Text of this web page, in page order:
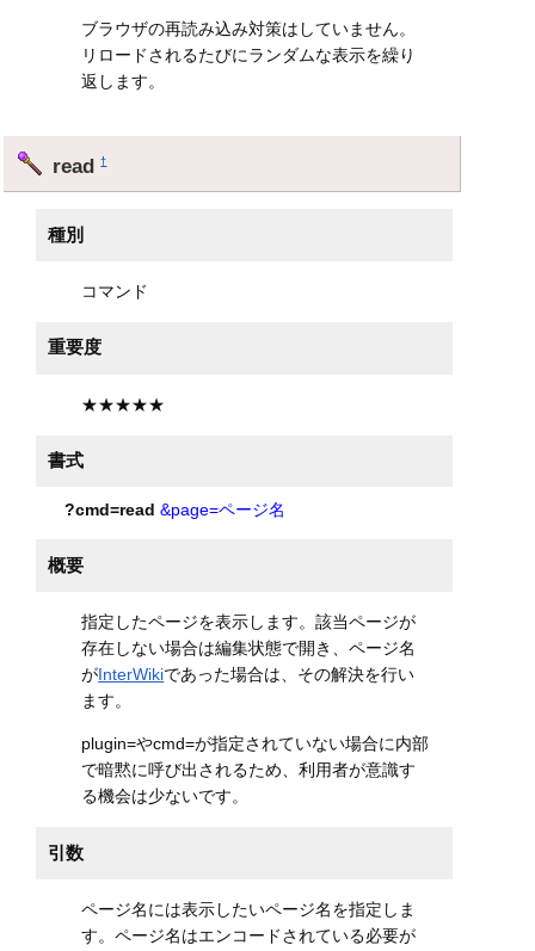
ブラウザの再読み込み対策はしていません。
リロードされるたびにランダムな表示を繰り
返します。
read†
種別
コマンド
重要度
★★★★★
書式
?cmd=read &page=ページ名
概要
指定したページを表示します。該当ページが
存在しない場合は編集状態で開き、ページ名
がInterWikiであった場合は、その解決を行い
ます。
plugin=やcmd=が指定されていない場合に内部
で暗黙に呼び出されるため、利用者が意識す
る機会は少ないです。
引数
ページ名には表示したいページ名を指定しま
す。ページ名はエンコードされている必要が